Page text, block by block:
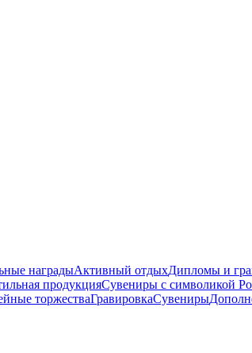
наградыАктивный отдыхДипломы и
продукцияСувениры с символикой
торжестваГравировкаСувениры